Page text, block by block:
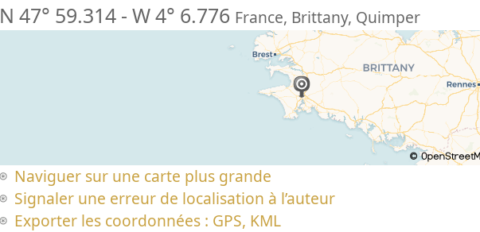
N 47° 59.314 - W 4° 6.776 France, Brittany, Quimper
Naviguer sur une carte plus grande
Signaler une erreur de localisation à l’auteur
Exporter les coordonnées : GPS, KML